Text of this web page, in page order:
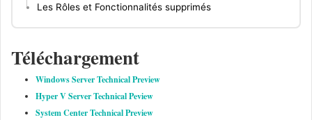
Les Rôles et Fonctionnalités supprimés
Téléchargement
Windows Server Technical Preview
Hyper V Server Technical Peview
System Center Technical Preview